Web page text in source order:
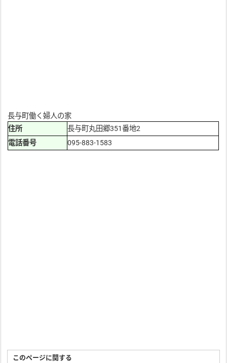
長与町働く婦人の家
住所
長与町丸田郷351番地2
電話番号
095-883-1583
このページに関する